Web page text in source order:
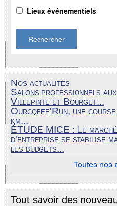
Lieux événementiels
Rechercher
Nos actualités
Salons professionnels
Villepinte et Bourget...
Ourcqeee'Run, une
km...
ÉTUDE MICE : Le marché
d'entreprise se stabilise
les budgets...
Toutes nos
Tout savoir des